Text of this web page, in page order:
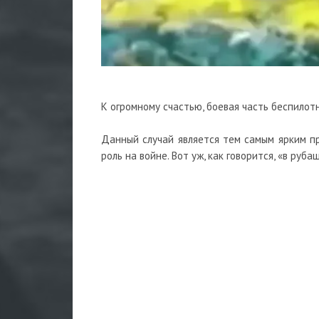
К огромному счастью, боевая часть
Данный случай является тем самым ярким
роль на войне. Вот уж, как говорится, «в